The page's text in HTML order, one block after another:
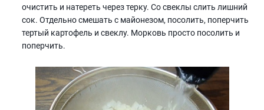
очистить и натереть через терку. Со свеклы слить лишний
сок. Отдельно смешать с майонезом, посолить, поперчить
тертый картофель и свеклу. Морковь просто посолить и
поперчить.